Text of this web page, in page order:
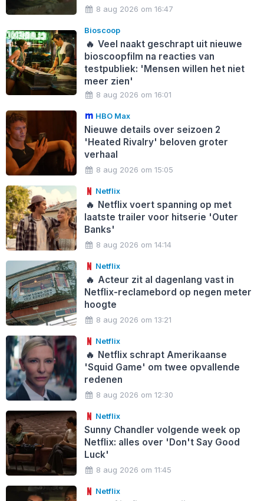
8 aug 2026 om 16:47
Bioscoop
🔥 Veel naakt geschrapt uit nieuwe
bioscoopfilm na reacties van
testpubliek: 'Mensen willen het niet
meer zien'
8 aug 2026 om 16:01
HBO Max
Nieuwe details over seizoen 2
'Heated Rivalry' beloven groter
verhaal
8 aug 2026 om 15:05
Netflix
🔥 Netflix voert spanning op met
laatste trailer voor hitserie 'Outer
Banks'
8 aug 2026 om 14:14
Netflix
🔥 Acteur zit al dagenlang vast in
Netflix-reclamebord op negen meter
hoogte
8 aug 2026 om 13:21
Netflix
🔥 Netflix schrapt Amerikaanse
'Squid Game' om twee opvallende
redenen
8 aug 2026 om 12:30
Netflix
Sunny Chandler volgende week op
Netflix: alles over 'Don't Say Good
Luck'
8 aug 2026 om 11:45
Netflix